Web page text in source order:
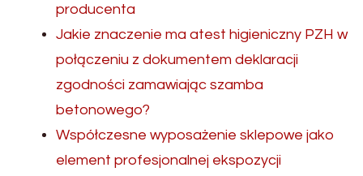
producenta
Jakie znaczenie ma atest higieniczny PZH w
połączeniu z dokumentem deklaracji
zgodności zamawiając szamba
betonowego?
Współczesne wyposażenie sklepowe jako
element profesjonalnej ekspozycji